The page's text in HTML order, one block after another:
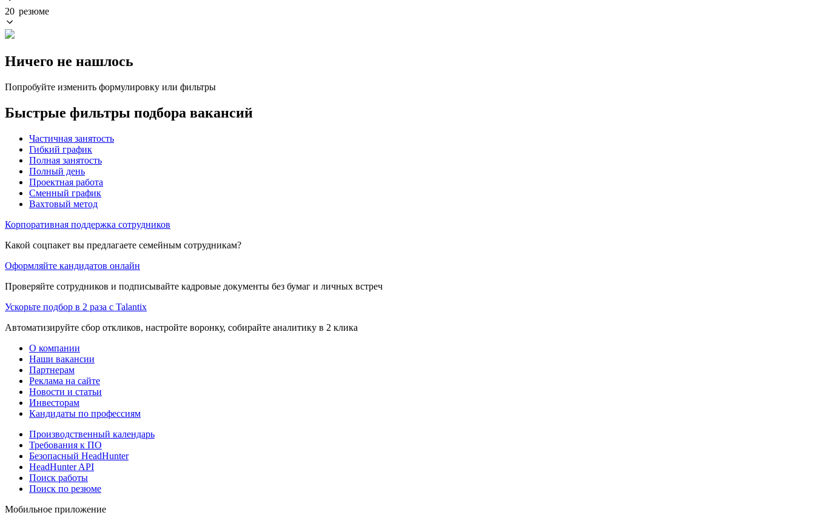
20 резюме
Ничего не нашлось
Попробуйте изменить формулировку или фильтры
Быстрые фильтры подбора вакансий
Частичная занятость
Гибкий график
Полная занятость
Полный день
Проектная работа
Сменный график
Вахтовый метод
Корпоративная поддержка сотрудников
Какой соцпакет вы предлагаете семейным сотрудникам?
Оформляйте кандидатов онлайн
Проверяйте сотрудников и подписывайте кадровые документы без бумаг и личных встреч
Ускорьте подбор в 2 раза с Talantix
Автоматизируйте сбор откликов, настройте воронку, собирайте аналитику в 2 клика
О компании
Наши вакансии
Партнерам
Реклама на сайте
Новости и статьи
Инвесторам
Кандидаты по профессиям
Производственный календарь
Требования к ПО
Безопасный HeadHunter
HeadHunter API
Поиск работы
Поиск по резюме
Мобильное приложение